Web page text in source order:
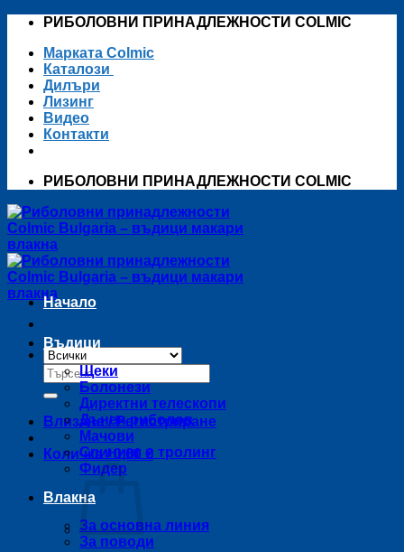
Skip
content
РИБОЛОВНИ ПРИНАДЛЕЖНОСТИ COLMIC
Марката Colmic
Каталози
Дилъри
Лизинг
Видео
Контакти
РИБОЛОВНИ ПРИНАДЛЕЖНОСТИ COLMIC
Търсене
за:
Влизане / Регистриране
Количка /0,00 €
Начало
Въдици
Щеки
Болонези
Директни телескопи
Дънен риболов
Мачови
Спининг и тролинг
Фидер
Влакна
За основна линия
За поводи